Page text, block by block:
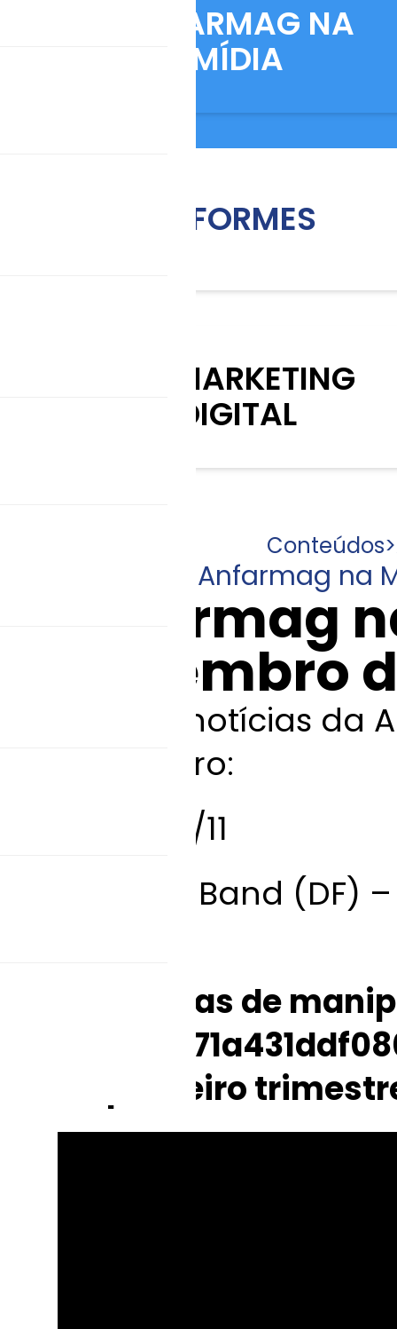
ANFARMAG NA
MÍDIA
INFORMES
KIT MARKETING
DIGITAL
Conteúdos>
Anfarmag na
Anfarmag
Novembro
Veja as notícias da
novembro:
02/11
Band (DF)
Farmácias de
no primeiro